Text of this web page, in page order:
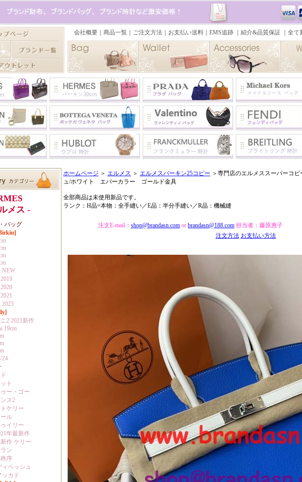
ホームページ ＞ エルメス ＞ エルメスバーキン25コピー ＞専門店のエルメススーパーコ
ュ/ホワイト エバーカラー ゴールド金具
全部商品は未使用新品です。
ランク：H品=本物：全手縫い／E品：半分手縫い／R品：機械縫
注文E-mail： shop@brandasn.com or brandasn@188.com 担当者：藤原惠子
注文方法 お支払い方法